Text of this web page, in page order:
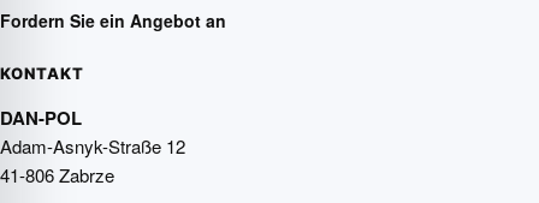
Fordern Sie ein Angebot an
KONTAKT
DAN-POL
Adam-Asnyk-Straße 12
41-806 Zabrze